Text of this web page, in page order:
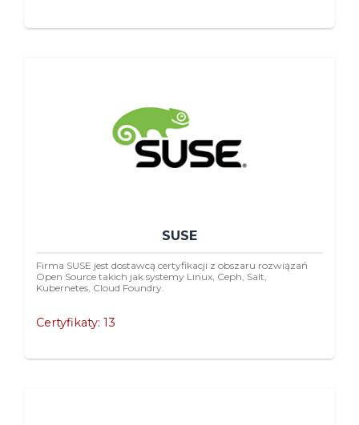
SUSE
Firma SUSE jest dostawcą certyfikacji z obszaru rozwiązań
Open Source takich jak systemy Linux, Ceph, Salt,
Kubernetes, Cloud Foundry.
Certyfikaty: 13